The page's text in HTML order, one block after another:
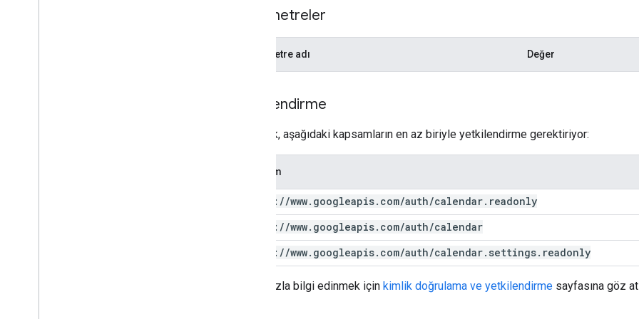
Parametreler
Parametre adı Değer
Yetkilendirme
Bu istek, aşağıdaki kapsamların en az biriyle yetkilendirme gerektiriyor:
Kapsam
https: //www. googleapis. com/auth/calendar. readonly
https: //www. googleapis. com/auth/calendar
https: //www. googleapis. com/auth/calendar. settings. readonly
Daha fazla bilgi edinmek için kimlik doğrulama ve yetkilendirme sayfasına göz